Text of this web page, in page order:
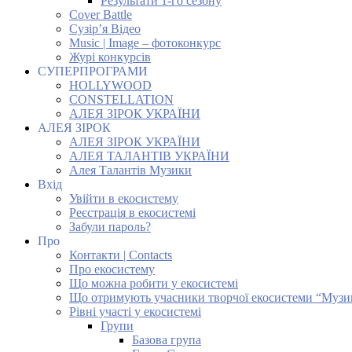
Cover Battle
Сузір’я Відео
Music | Image – фотоконкурс
Журі конкурсів
СУПЕРПРОГРАМИ
HOLLYWOOD
CONSTELLATION
АЛЕЯ ЗІРОК УКРАЇНИ
АЛЕЯ ЗІРОК
АЛЕЯ ЗІРОК УКРАЇНИ
АЛЕЯ ТАЛАНТІВ УКРАЇНИ
Алея Талантів Музики
Вхід
Увійти в екосистему
Реєстрація в екосистемі
Забули пароль?
Про
Контакти | Contacts
Про екосистему
Що можна робити у екосистемі
Що отримують учасники творчої екосистеми
Рівні участі у екосистемі
Групи
Базова група